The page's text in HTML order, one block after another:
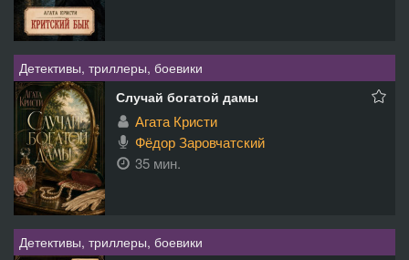
Детективы, триллеры, боевики
Случай богатой дамы
Агата Кристи
Фёдор Заровчатский
35 мин.
Детективы, триллеры, боевики